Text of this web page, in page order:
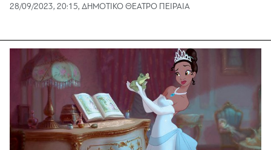
28/09/2023, 20:15, ΔΗΜΟΤΙΚΟ ΘΕΑΤΡΟ ΠΕΙΡΑΙΑ